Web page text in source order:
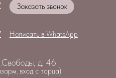
д. 46
Написать в WhatsApp
вход с торца)
Заказать звонок